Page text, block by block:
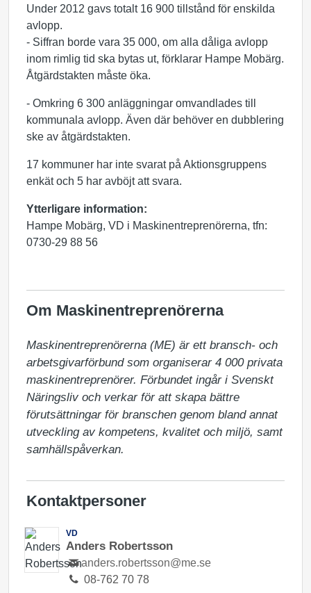
Under 2012 gavs totalt 16 900 tillstånd för enskilda
avlopp.
- Siffran borde vara 35 000, om alla dåliga avlopp
inom rimlig tid ska bytas ut, förklarar Hampe Mobärg.
Åtgärdstakten måste öka.
- Omkring 6 300 anläggningar omvandlades till
kommunala avlopp. Även där behöver en dubblering
ske av åtgärdstakten.
17 kommuner har inte svarat på Aktionsgruppens
enkät och 5 har avböjt att svara.
Ytterligare information:
Hampe Mobärg, VD i Maskinentreprenörerna, tfn:
0730-29 88 56
Om Maskinentreprenörerna
Maskinentreprenörerna (ME) är ett bransch- och
arbetsgivarförbund som organiserar 4 000 privata
maskinentreprenörer. Förbundet ingår i Svenskt
Näringsliv och verkar för att skapa bättre
förutsättningar för branschen genom bland annat
utveckling av kompetens, kvalitet och miljö, samt
samhällspåverkan.
Kontaktpersoner
VD
Anders Robertsson
anders.robertsson@me.se
08-762 70 78